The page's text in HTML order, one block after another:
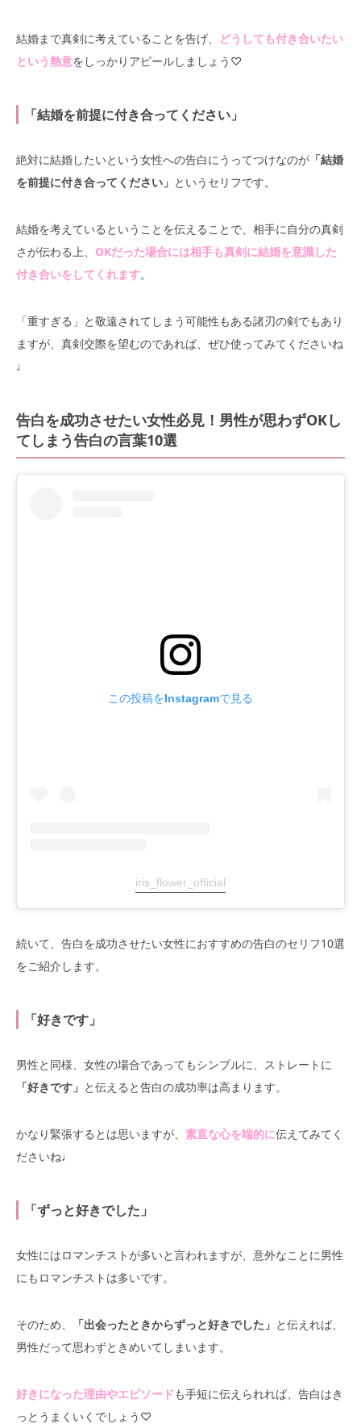
結婚まで真剣に考えていることを告げ、
どうしても付き合いたい
という熱意をしっかりアピールしましょう♡
「結婚を前提に付き合ってください」
絶対に結婚したいという女性への告白にうってつけなのが 「結婚
を前提に付き合ってください」 というセリフです。
結婚を考えているということを伝えることで、相手に自分の真剣
さが伝わる上、 OKだった場合には相手も真剣に結婚を意識した
付き合いをしてくれます。
「重すぎる」と敬遠されてしまう可能性もある諸刃の剣でもあり
ますが、真剣交際を望むのであれば、ぜひ使ってみてくださいね
♩
告白を成功させたい女性必見！男性が思わずOKし
てしまう告白の言葉10選
この投稿をInstagramで見る
iris_flower_official
続いて、告白を成功させたい女性におすすめの告白のセリフ10選
をご紹介します。
「好きです」
男性と同様、女性の場合であってもシンプルに、ストレートに
「好きです」 と伝えると告白の成功率は高まります。
かなり緊張するとは思いますが、 素直な心を端的に伝えてみてく
ださいね♩
「ずっと好きでした」
女性にはロマンチストが多いと言われますが、意外なことに男性
にもロマンチストは多いです。
そのため、 「出会ったときからずっと好きでした」 と伝えれば、
男性だって思わずときめいてしまいます。
好きになった理由やエピソードも手短に伝えられれば、告白はき
っとうまくいくでしょう♡